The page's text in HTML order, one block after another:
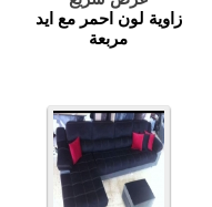
زاوية لون احمر مع ايد
مربعة